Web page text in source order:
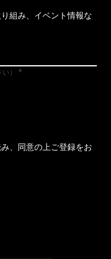
組み、イベント情報な
）
、同意の上ご登録をお